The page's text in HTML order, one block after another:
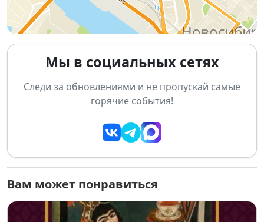
Мы в социальных сетях
Следи за обновлениями и не пропускай самые
горячие события!
Вам может понравиться